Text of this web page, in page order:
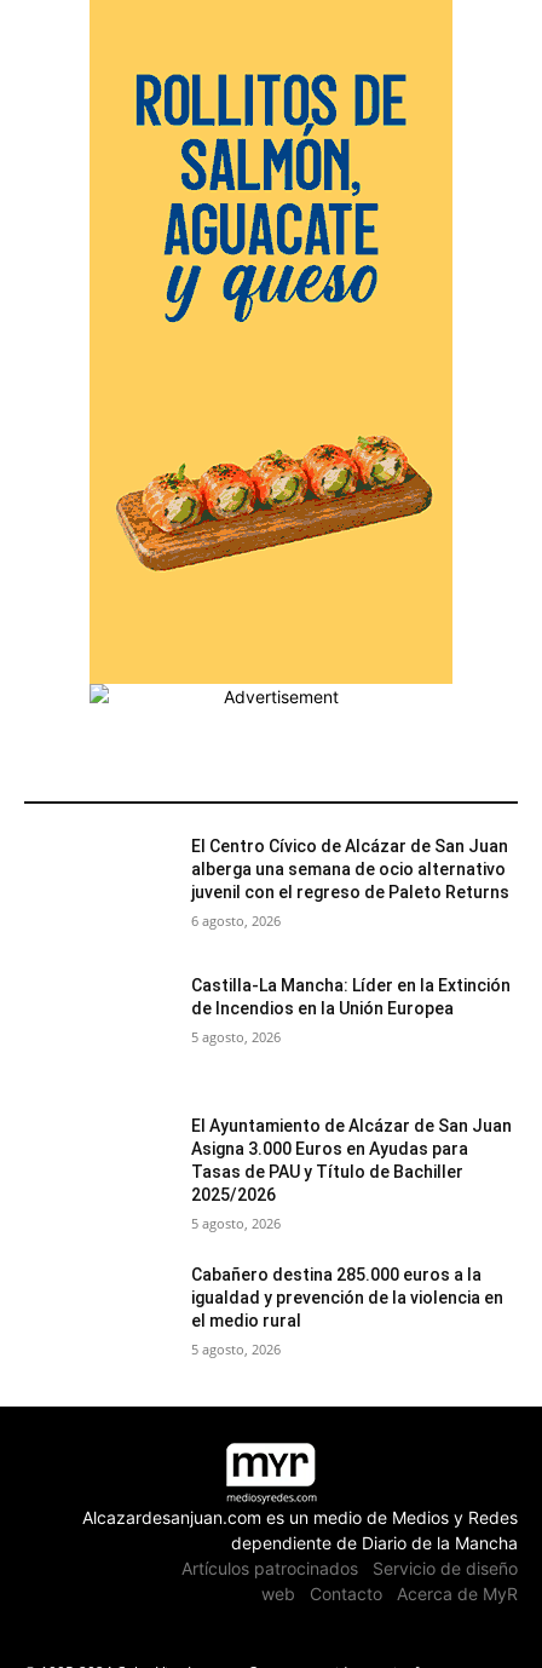
El Centro Cívico de Alcázar de San Juan
alberga una semana de ocio alternativo
juvenil con el regreso de Paleto Returns
6 agosto, 2026
Castilla-La Mancha: Líder en la Extinción
de Incendios en la Unión Europea
5 agosto, 2026
El Ayuntamiento de Alcázar de San Juan
Asigna 3.000 Euros en Ayudas para
Tasas de PAU y Título de Bachiller
2025/2026
5 agosto, 2026
Cabañero destina 285.000 euros a la
igualdad y prevención de la violencia en
el medio rural
5 agosto, 2026
Alcazardesanjuan.com es un medio de Medios y Redes
dependiente de Diario de la Mancha
Artículos patrocinados
Servicio de diseño
web
Contacto Acerca de MyR